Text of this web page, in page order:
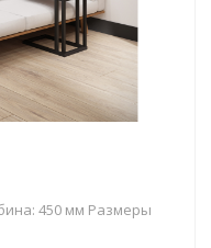
450 мм Размеры